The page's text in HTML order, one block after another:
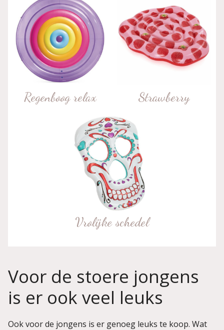
Regenboog relax Strawberry
Vrolijke schedel
Voor de stoere jongens
is er ook veel leuks
Ook voor de jongens is er genoeg leuks te koop. Wat